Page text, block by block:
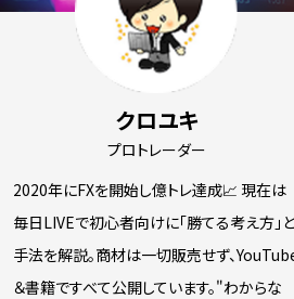
クロユキ
プロトレーダー
2020年にFXを開始し億トレ達成📈 現在は
毎日LIVEで初心者向けに「勝てる考え方」と
手法を解説。商材は一切販売せず、
＆書籍ですべて公開しています。"わからな